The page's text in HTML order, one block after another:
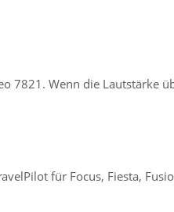
7821. Wenn die Lautstärke
für Focus, Fiesta,